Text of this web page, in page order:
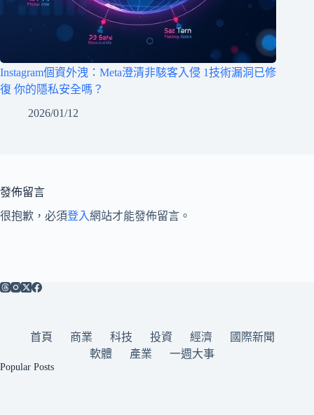
Instagram個資外洩：Meta澄清非駭客入侵 1技術漏洞已修
復 你的隱私安全嗎？
2026/01/12
發佈留言
很抱歉，必須登入網站才能發佈留言。
首頁 商業 科技 投資 經濟
國際新聞
軟體
產業 一週大事
Popular Posts